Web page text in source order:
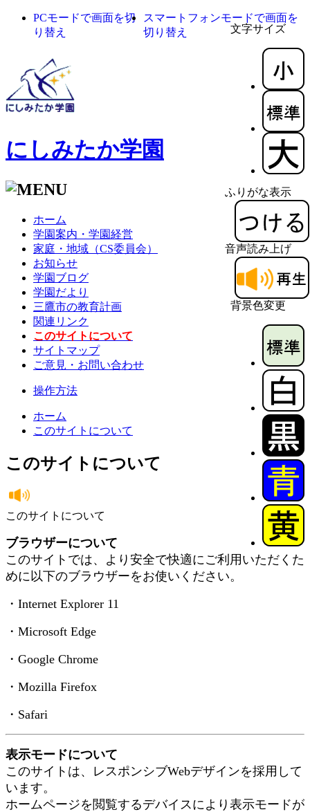
文字サイズ
ふりがな表示
音声読み上げ
背景色変更
PCモードで画面を切
り替え
スマートフォンモードで画面を
切り替え
にしみたか学園
ホーム
学園案内・学園経営
家庭・地域（CS委員会）
お知らせ
学園ブログ
学園だより
三鷹市の教育計画
関連リンク
このサイトについて
サイトマップ
ご意見・お問い合わせ
操作方法
ホーム
このサイトについて
このサイトについて
このサイトについて
ブラウザーについて
このサイトでは、より安全で快適にご利用いただくた
めに以下のブラウザーをお使いください。
・Internet Explorer 11
・Microsoft Edge
・Google Chrome
・Mozilla Firefox
・Safari
表示モードについて
このサイトは、レスポンシブWebデザインを採用して
います。
ホームページを閲覧するデバイスにより表示モードが